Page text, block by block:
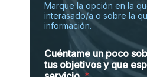
Marque la opción en la
interasado/a o sobre la
información.
Cuéntame un poco
tus objetivos y que